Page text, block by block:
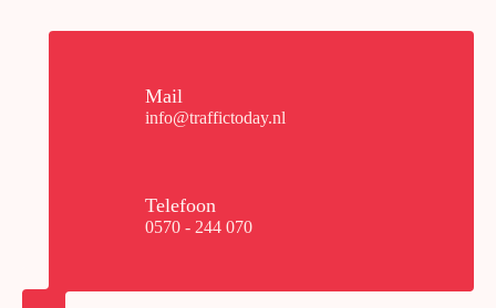
Mail
info@traffictoday.nl
Telefoon
0570 - 244 070